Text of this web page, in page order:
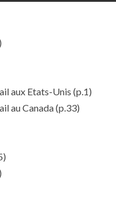
aux Etats-Unis (p.1)
au Canada(p.33)